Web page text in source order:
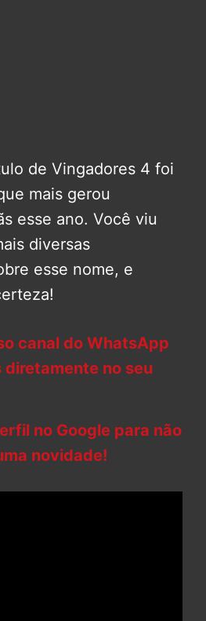
de Vingadores 4 foi
mais gerou
esse ano. Você viu
diversas
esse nome, e
canal do WhatsApp
no seu
no Google para não
novidade!